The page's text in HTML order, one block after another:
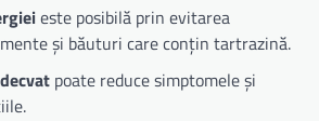
este posibilă prin evitarea
și băuturi care conțin tartrazină.
poate reduce simptomele și